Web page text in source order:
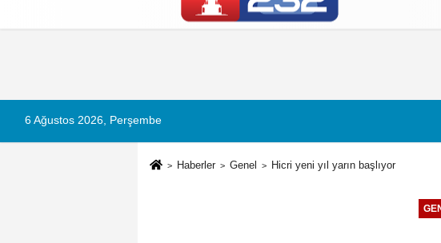
Künye İletişim Çerez Politikası
6 Ağustos 2026, Perşembe
Haberler Genel Hicri yeni yıl yarın başlıyor